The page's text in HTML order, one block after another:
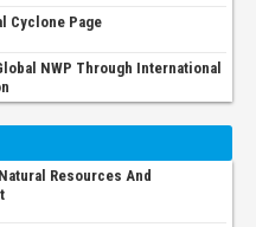
Cyclone Page
NWP Through International
Resources And